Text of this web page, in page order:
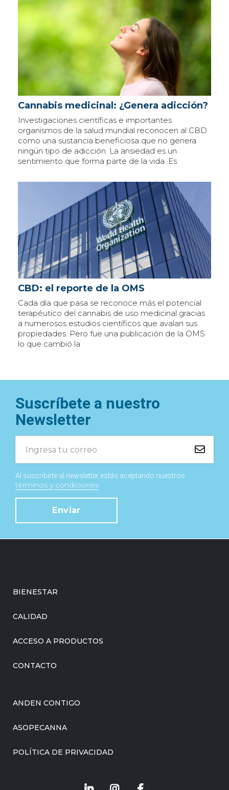
Cannabis medicinal: ¿Genera adicción?
Investigaciones científicas e importantes
organismos de la salud mundial reconocen al CBD
como una sustancia beneficiosa que no genera
ningún tipo de adicción. La ansiedad es un
sentimiento que forma parte de la vida. Es
CBD: el reporte de la OMS
Cada día que pasa se reconoce más el potencial
terapéutico del cannabis de uso medicinal gracias
a numerosos estudios científicos que avalan sus
propiedades. Pero fue una publicación de la OMS
lo que cambió la
Suscríbete a nuestro
Newsletter
Al suscribirte al newsletter estás aceptando nuestros
términos y condiciones
Enviar
BIENESTAR
CALIDAD
ACCESO A PRODUCTOS
CONTACTO
ANDEN CONTIGO
ASOPECANNA
POLÍTICA DE PRIVACIDAD